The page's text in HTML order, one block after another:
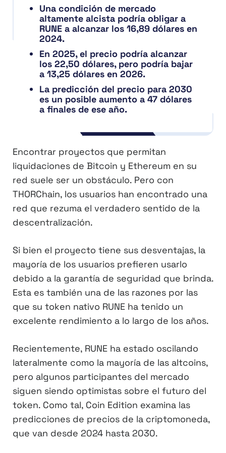
Una condición de mercado
altamente alcista podría obligar a
RUNE a alcanzar los 16,89 dólares en
2024.
En 2025, el precio podría alcanzar
los 22,50 dólares, pero podría bajar
a 13,25 dólares en 2026.
La predicción del precio para 2030
es un posible aumento a 47 dólares
a finales de ese año.
Encontrar proyectos que permitan
liquidaciones de Bitcoin y Ethereum en su
red suele ser un obstáculo. Pero con
THORChain, los usuarios han encontrado una
red que rezuma el verdadero sentido de la
descentralización.
Si bien el proyecto tiene sus desventajas, la
mayoría de los usuarios prefieren usarlo
debido a la garantía de seguridad que brinda.
Esta es también una de las razones por las
que su token nativo RUNE ha tenido un
excelente rendimiento a lo largo de los años.
Recientemente, RUNE ha estado oscilando
lateralmente como la mayoría de las altcoins,
pero algunos participantes del mercado
siguen siendo optimistas sobre el futuro del
token. Como tal, Coin Edition examina las
predicciones de precios de la criptomoneda,
que van desde 2024 hasta 2030.